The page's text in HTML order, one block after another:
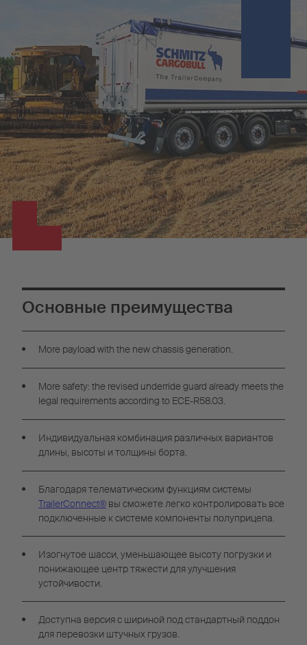
Основные преимущества
More payload with the new chassis generation.
More safety: the revised underride guard already meets the
legal requirements according to ECE-R58.03.
Индивидуальная комбинация различных вариантов
длины, высоты и толщины борта.
Благодаря телематическим функциям системы
TrailerConnect® вы сможете легко контролировать все
подключенные к системе компоненты полуприцепа.
Изогнутое шасси, уменьшающее высоту погрузки и
понижающее центр тяжести для улучшения
устойчивости.
Доступна версия с шириной под стандартный поддон
для перевозки штучных грузов.